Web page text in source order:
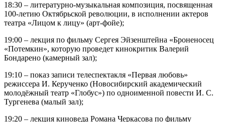
18:30 – литературно-музыкальная композиция, посвященная
100-летию Октябрьской революции, в исполнении актеров
театра «Лицом к лицу» (арт-фойе);
19:00 – лекция по фильму Сергея Эйзенштейна «Броненосец
«Потемкин», которую проведет кинокритик Валерий
Бондарено (камерный зал);
19:10 – показ записи телеспектакля «Первая любовь»
режиссера И. Керученко (Новосибирский академический
молодёжный театр «Глобус») по одноименной повести И. С.
Тургенева (малый зал);
19:20 – лекция киноведа Романа Черкасова по фильму